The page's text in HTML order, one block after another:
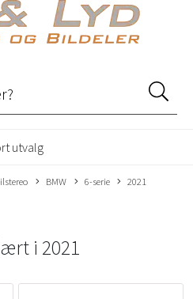
utvalg
BMW 6-serie 2021
i 2021